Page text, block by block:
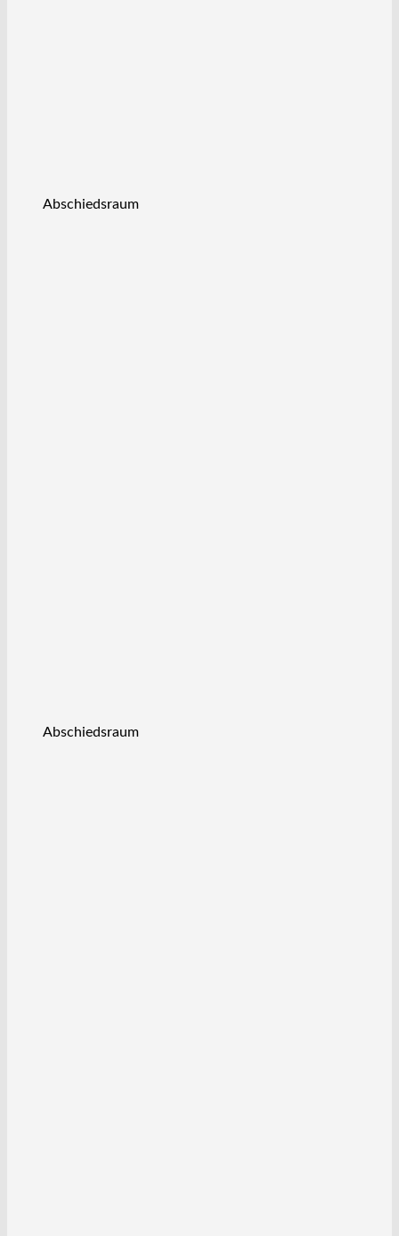
Abschiedsraum
Abschiedsraum